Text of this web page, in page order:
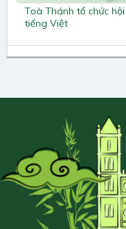
Toà Thánh tổ chức
tiếng Việt